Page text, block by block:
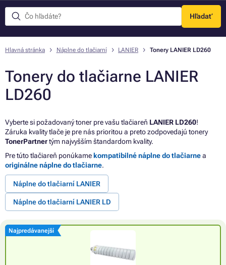
Hľadať
Menu
Hlavná stránka Náplne do tlačiarní LANIER Tonery LANIER LD260
Tonery do tlačiarne LANIER
LD260
Vyberte si požadovaný toner pre vašu tlačiareň LANIER LD260!
Záruka kvality tlače je pre nás prioritou a preto zodpovedajú tonery
TonerPartnertým najvyšším štandardom kvality.
Pre túto tlačiareň ponúkame kompatibilné náplne do tlačiarnea
originálne náplne do tlačiarne.
Náplne do tlačiarní LANIER
Náplne do tlačiarní LANIER LD
Najpredávanejší